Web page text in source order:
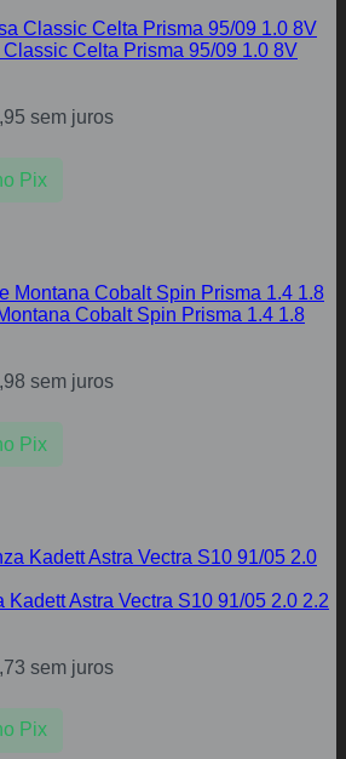
Celta Prisma 95/09 1.0 8V
sem juros
Pix
Cobalt Spin Prisma 1.4 1.8
sem juros
Pix
Kadett Astra Vectra S10 91/05 2.0 2.2
sem juros
Pix